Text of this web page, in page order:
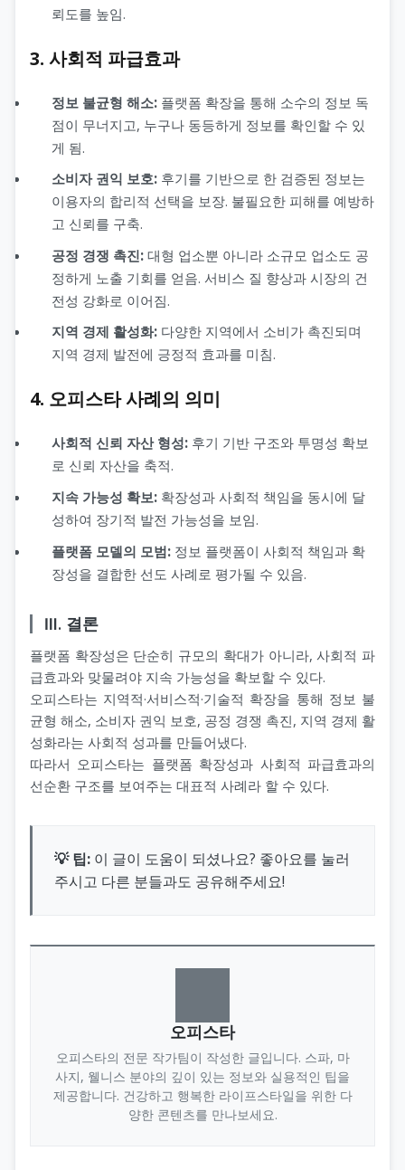
뢰도를 높임.
3. 사회적 파급효과
정보 불균형 해소: 플랫폼 확장을 통해 소수의 정보 독
점이 무너지고, 누구나 동등하게 정보를 확인할 수 있
게 됨.
소비자 권익 보호: 후기를 기반으로 한 검증된 정보는
이용자의 합리적 선택을 보장. 불필요한 피해를 예방하
고 신뢰를 구축.
공정 경쟁 촉진: 대형 업소뿐 아니라 소규모 업소도 공
정하게 노출 기회를 얻음. 서비스 질 향상과 시장의 건
전성 강화로 이어짐.
지역 경제 활성화: 다양한 지역에서 소비가 촉진되며
지역 경제 발전에 긍정적 효과를 미침.
4. 오피스타 사례의 의미
사회적 신뢰 자산 형성: 후기 기반 구조와 투명성 확보
로 신뢰 자산을 축적.
지속 가능성 확보: 확장성과 사회적 책임을 동시에 달
성하여 장기적 발전 가능성을 보임.
플랫폼 모델의 모범: 정보 플랫폼이 사회적 책임과 확
장성을 결합한 선도 사례로 평가될 수 있음.
Ⅲ. 결론
플랫폼 확장성은 단순히 규모의 확대가 아니라, 사회적 파
급효과와 맞물려야 지속 가능성을 확보할 수 있다.
오피스타는 지역적·서비스적·기술적 확장을 통해 정보 불
균형 해소, 소비자 권익 보호, 공정 경쟁 촉진, 지역 경제 활
성화라는 사회적 성과를 만들어냈다.
따라서 오피스타는 플랫폼 확장성과 사회적 파급효과의
선순환 구조를 보여주는 대표적 사례라 할 수 있다.
💡 팁: 이 글이 도움이 되셨나요? 좋아요를 눌러
주시고 다른 분들과도 공유해주세요!
오피스타
오피스타의 전문 작가팀이 작성한 글입니다. 스파, 마
사지, 웰니스 분야의 깊이 있는 정보와 실용적인 팁을
제공합니다. 건강하고 행복한 라이프스타일을 위한 다
양한 콘텐츠를 만나보세요.